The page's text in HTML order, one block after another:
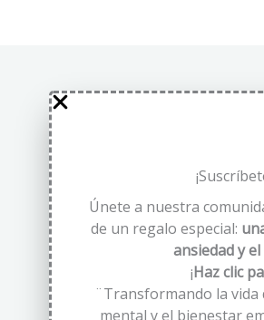
Únete a nuestra
de un regalo especial:
ansiedad y
¡Haz clic
¨Transformando la vida
mental y el bienestar